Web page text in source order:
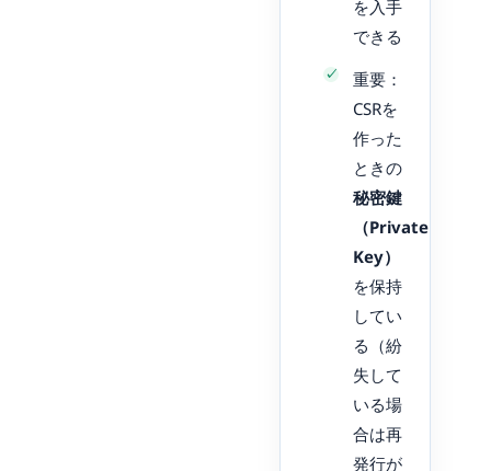
を入手
できる
重要：
CSRを
作った
ときの
秘密鍵
（Private
Key）
を保持
してい
る（紛
失して
いる場
合は再
発行が